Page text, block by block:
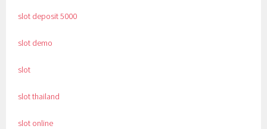
slot deposit 5000
slot demo
slot
slot thailand
slot online